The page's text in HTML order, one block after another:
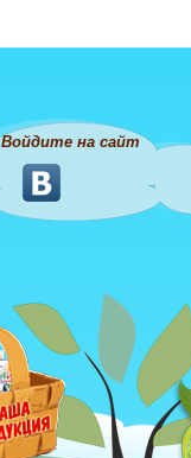
Войдите на сайт